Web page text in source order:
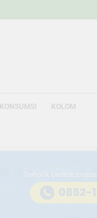
KONSUMSI KOLOM